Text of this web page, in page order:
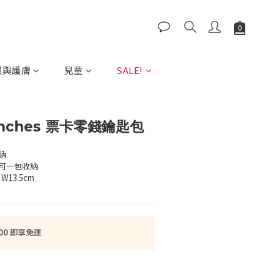
護膚 兒童 SALE!
票卡零錢鑰匙包
一包收納
即享免運